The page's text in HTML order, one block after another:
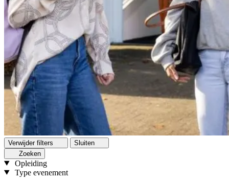
Verwijder filters
Sluiten
Zoeken
Opleiding
Type evenement